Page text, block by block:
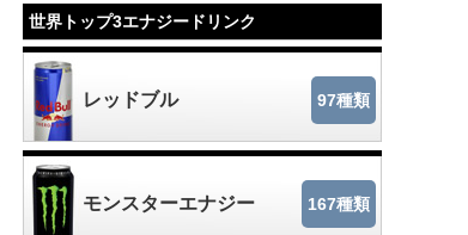
世界トップ3エナジードリンク
レッドブル 97種類
モンスターエナジー 167種類